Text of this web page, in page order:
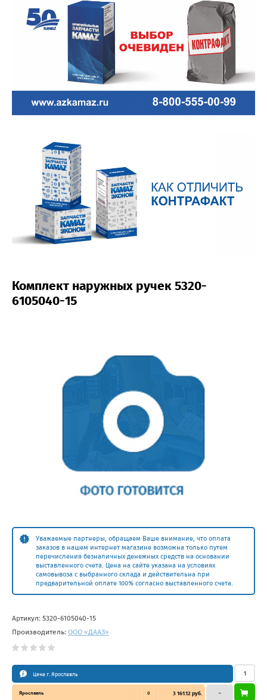
Комплект наружных ручек 5320-
6105040-15
Уважаемые партнеры, обращаем Ваше внимание, что оплата
заказов в нашем интернет магазине возможна только путем
перечисления безналичных денежных средств на основании
выставленного счета. Цена на сайте указана на условиях
самовывоза с выбранного склада и действительна при
предварительной оплате 100% согласно выставленного счета.
Артикул: 5320-6105040-15
Производитель: ООО «ДААЗ»
Цена г. Ярославль
Ярославль 0 3 161.12 руб. –